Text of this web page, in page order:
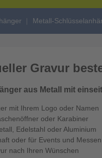
Metall-
Gravur
aus Metall mit
mit Ihrem Logo oder Namen
oder Karabiner
Edelstahl oder Aluminium
oder für Events und Messen
nach Ihren Wünschen